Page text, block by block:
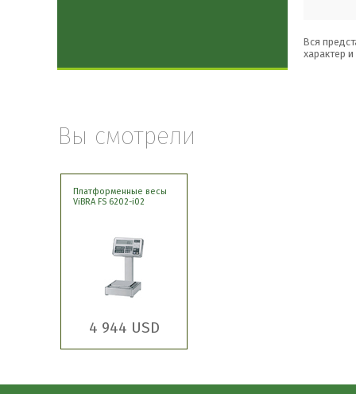
Вся
характер
Вы смотрели
Платформенные весы
ViBRA FS 6202-i02
4 944 USD